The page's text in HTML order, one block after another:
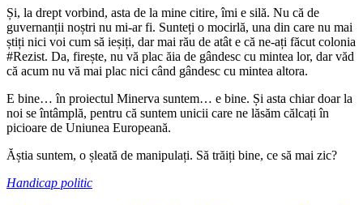
Și, la drept vorbind, asta de la mine citire, îmi e silă. Nu că de
guvernanții noștri nu mi-ar fi. Sunteți o mocirlă, una din care nu mai
știți nici voi cum să ieșiți, dar mai rău de atât e că ne-ați făcut colonia
#Rezist. Da, firește, nu vă plac ăia de gândesc cu mintea lor, dar văd
că acum nu vă mai plac nici când gândesc cu mintea altora.
E bine… în proiectul Minerva suntem… e bine. Și asta chiar doar la
noi se întâmplă, pentru că suntem unicii care ne lăsăm călcați în
picioare de Uniunea Europeană.
Ăștia suntem, o șleată de manipulați. Să trăiți bine, ce să mai zic?
Handicap politic